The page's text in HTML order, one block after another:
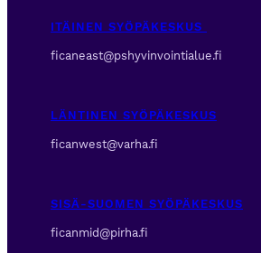
ITÄINEN SYÖPÄKESKUS
ficaneast@pshyvinvointialue.fi
LÄNTINEN SYÖPÄKESKUS
ficanwest@varha.fi
SISÄ-SUOMEN SYÖPÄKESKUS
ficanmid@pirha.fi